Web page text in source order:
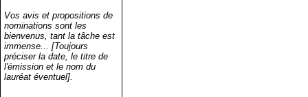
Vos avis et propositions de
nominations sont les
bienvenus, tant la tâche est
immense... [Toujours
préciser la date, le titre de
l'émission et le nom du
lauréat éventuel].